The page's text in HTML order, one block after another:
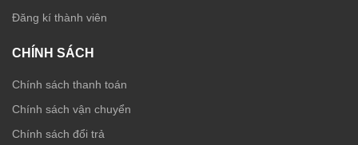
Đăng kí thành viên
CHÍNH SÁCH
Chính sách thanh toán
Chính sách vận chuyển
Chính sách đổi trả